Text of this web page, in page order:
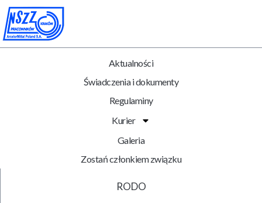
RODO
Aktualności
Świadczenia i dokumenty
Regulaminy
Kurier
Galeria
Zostań członkiem związku